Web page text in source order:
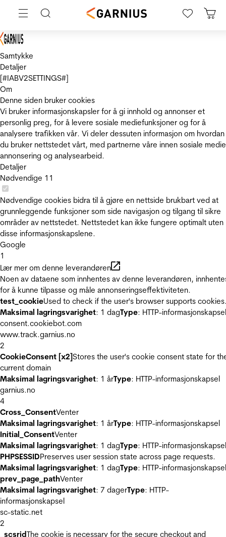
Samtykke
Detaljer
[#IABV2SETTINGS#]
Om
Denne siden bruker cookies
Vi bruker informasjonskapsler for å gi innhold og annonser et
personlig preg, for å levere sosiale mediefunksjoner og for å
analysere trafikken vår. Vi deler dessuten informasjon om hvordan
du bruker nettstedet vårt, med partnerne våre innen sosiale
annonsering og analysearbeid.
Detaljer
Nødvendige 11
Nødvendige cookies bidra til å gjøre en nettside brukbart ved at
grunnleggende funksjoner som side navigasjon og tilgang til sikre
områder av nettstedet. Nettstedet kan ikke fungere optimalt uten
disse informasjonskapslene.
Google
1
Lær mer om denne leverandøren
Noen av dataene som innhentes av denne leverandøren,
for å kunne tilpasse og måle annonseringseffektiviteten.
test_cookieUsed to check if the user's browser supports
Maksimal lagringsvarighet: 1 dagType: HTTP-informasjonskapsel
consent.cookiebot.com
www.track.garnius.no
2
CookieConsent [x2]Stores the user's cookie consent state for
current domain
Maksimal lagringsvarighet: 1 årType: HTTP-informasjonskapsel
garnius.no
4
Cross_ConsentVenter
Maksimal lagringsvarighet: 1 årType: HTTP-informasjonskapsel
Initial_ConsentVenter
Maksimal lagringsvarighet: 1 dagType: HTTP-informasjonskapsel
PHPSESSIDPreserves user session state across page requests.
Maksimal lagringsvarighet: 1 dagType: HTTP-informasjonskapsel
prev_page_pathVenter
Maksimal lagringsvarighet: 7 dagerType: HTTP-
informasjonskapsel
sc-static.net
2
_scsridThe cookie is necessary for the secure checkout and